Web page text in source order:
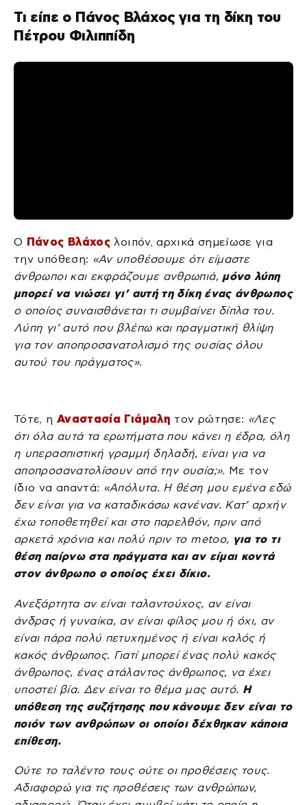
Τι είπε ο Πάνος Βλάχος για τη δίκη του
Πέτρου Φιλιππίδη
Ο Πάνος Βλάχος λοιπόν, αρχικά σημείωσε για
την υπόθεση: «Αν υποθέσουμε ότι είμαστε
άνθρωποι και εκφράζουμε ανθρωπιά, μόνο λύπη
μπορεί να νιώσει γι’ αυτή τη δίκη ένας άνθρωπος
ο οποίος συναισθάνεται τι συμβαίνει δίπλα του.
Λύπη γι’ αυτό που βλέπω και πραγματική θλίψη
για τον αποπροσανατολισμό της ουσίας όλου
αυτού του πράγματος».
Τότε, η Αναστασία Γιάμαλη τον ρώτησε: «Λες
ότι όλα αυτά τα ερωτήματα που κάνει η έδρα, όλη
η υπερασπιστική γραμμή δηλαδή, είναι για να
αποπροσανατολίσουν από την ουσία;». Με τον
ίδιο να απαντά: «Απόλυτα. Η θέση μου εμένα εδώ
δεν είναι για να καταδικάσω κανέναν. Κατ’ αρχήν
έχω τοποθετηθεί και στο παρελθόν, πριν από
αρκετά χρόνια και πολύ πριν το metoo, για το τι
θέση παίρνω στα πράγματα και αν είμαι κοντά
στον άνθρωπο ο οποίος έχει δίκιο.
Ανεξάρτητα αν είναι ταλαντούχος, αν είναι
άνδρας ή γυναίκα, αν είναι φίλος μου ή όχι, αν
είναι πάρα πολύ πετυχημένος ή είναι καλός ή
κακός άνθρωπος. Γιατί μπορεί ένας πολύ κακός
άνθρωπος, ένας ατάλαντος άνθρωπος, να έχει
υποστεί βία. Δεν είναι το θέμα μας αυτό. Η
υπόθεση της συζήτησης που κάνουμε δεν είναι το
ποιόν των ανθρώπων οι οποίοι δέχθηκαν κάποια
επίθεση.
Ούτε το ταλέντο τους ούτε οι προθέσεις τους.
Αδιαφορώ για τις προθέσεις των ανθρώπων,